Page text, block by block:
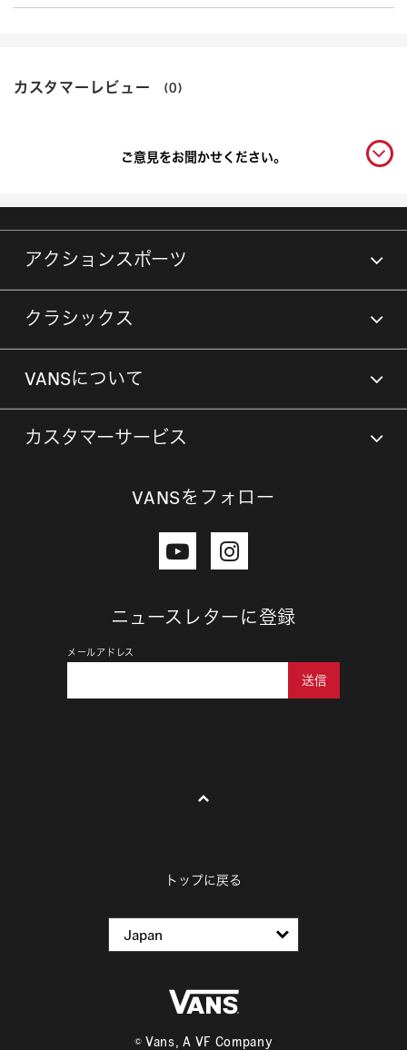
カスタマーレビュー (0)
ご意見をお聞かせください。
アクションスポーツ
クラシックス
VANSについて
カスタマーサービス
VANSをフォロー
ニュースレターに登録
メールアドレス
送信
トップに戻る
© Vans, A VF Company